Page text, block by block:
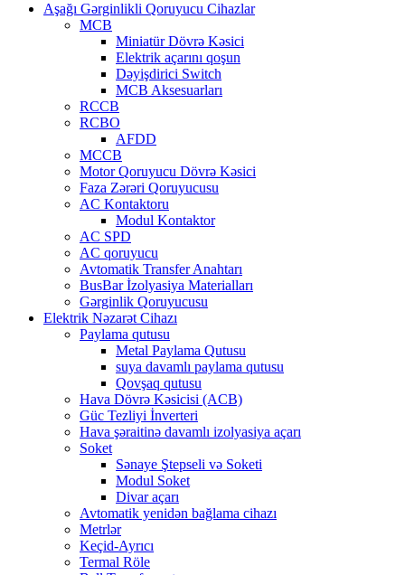
Aşağı Gərginlikli Qoruyucu Cihazlar
MCB
Miniatür Dövrə Kəsici
Elektrik açarını qoşun
Dəyişdirici Switch
MCB Aksesuarları
RCCB
RCBO
AFDD
MCCB
Motor Qoruyucu Dövrə Kəsici
Faza Zərəri Qoruyucusu
AC Kontaktoru
Modul Kontaktor
AC SPD
AC qoruyucu
Avtomatik Transfer Anahtarı
BusBar İzolyasiya Materialları
Gərginlik Qoruyucusu
Elektrik Nəzarət Cihazı
Paylama qutusu
Metal Paylama Qutusu
suya davamlı paylama qutusu
Qovşaq qutusu
Hava Dövrə Kəsicisi (ACB)
Güc Tezliyi İnverteri
Hava şəraitinə davamlı izolyasiya açarı
Soket
Sənaye Ştepseli və Soketi
Modul Soket
Divar açarı
Avtomatik yenidən bağlama cihazı
Metrlər
Keçid-Ayrıcı
Termal Röle